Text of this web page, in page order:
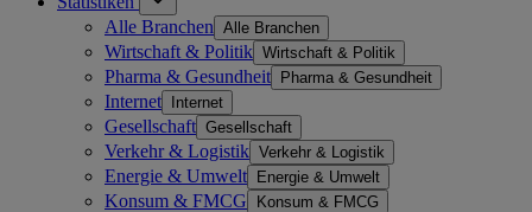
Alle Branchen Alle Branchen
Wirtschaft & Politik Wirtschaft & Politik
Pharma & Gesundheit Pharma & Gesundheit
Internet Internet
Gesellschaft Gesellschaft
Verkehr & Logistik Verkehr & Logistik
Energie & Umwelt Energie & Umwelt
Konsum & FMCG Konsum & FMCG